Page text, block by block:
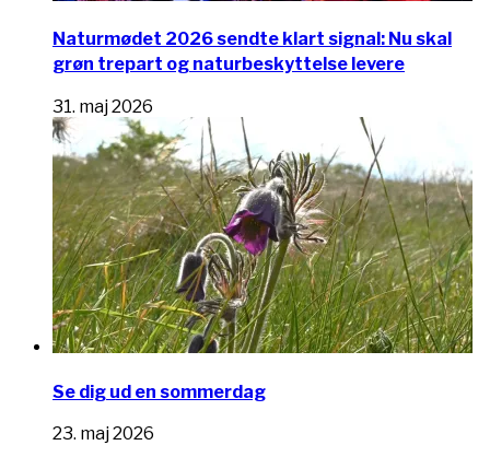
Naturmødet 2026 sendte klart signal: Nu skal
grøn trepart og naturbeskyttelse levere
31. maj 2026
Se dig ud en sommerdag
23. maj 2026